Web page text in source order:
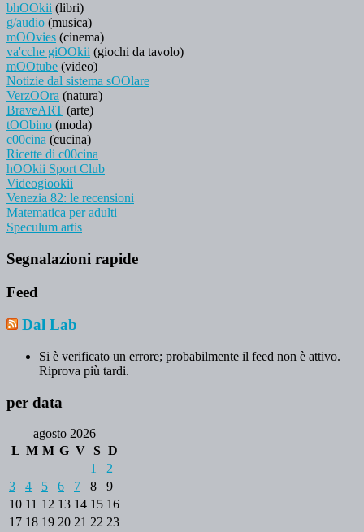
bhOOkii (libri)
g/audio (musica)
mOOvies (cinema)
va'cche giOOkii (giochi da tavolo)
mOOtube (video)
Notizie dal sistema sOOlare
VerzOOra (natura)
BraveART (arte)
tOObino (moda)
c00cina (cucina)
Ricette di c00cina
hOOkii Sport Club
Videogiookii
Venezia 82: le recensioni
Matematica per adulti
Speculum artis
Segnalazioni rapide
Feed
Dal Lab
Si è verificato un errore; probabilmente il feed non è attivo.
Riprova più tardi.
per data
agosto 2026
L M M G V S D
1
2
3
4 5 6 7 8
9
10 11 12 13 14 15 16
17 18 19 20 21 22 23